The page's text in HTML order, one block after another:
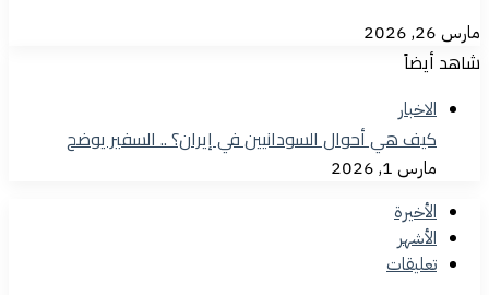
مارس 26, 2026
شاهد أيضاً
الاخبار
كيف هي أحوال السودانيين في إيران؟ .. السفير يوضح
مارس 1, 2026
الأخيرة
الأشهر
تعليقات